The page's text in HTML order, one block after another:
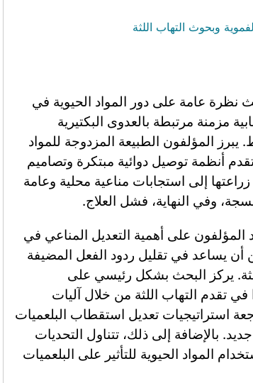
وبحوث التهاب اللثة
عامة على دور المواد الحيوية في
مزمنة مرتبطة بالعدوى البكتيرية
المؤلفون الطبيعة المزدوجة للمواد
تقدم أنظمة توصيل دوائية مبتكرة وتصاميم
إلى استجابات مناعية محلية وعامة
وفي النهاية، فشل العلاج.
المؤلفون على أهمية التعديل المناعي في
أن يساعد في تقليل ردود الفعل المضيفة
يركز البحث بشكل رئيسي على
في تقدم التهاب اللثة من خلال آليات
استراتيجيات تعديل استقطاب البلعميات
بالإضافة إلى ذلك، تتناول التحديات
المواد الحيوية للتأثير على البلعميات